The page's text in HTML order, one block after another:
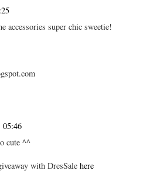
accessories super chic sweetie!
05:46
cute ^^
with DresSale here